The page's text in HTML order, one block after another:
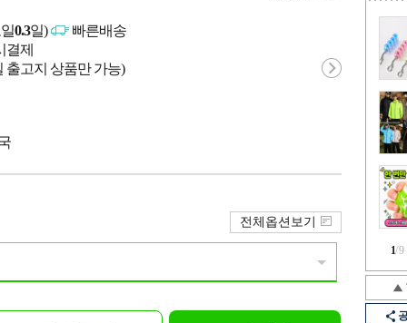
1/9
0.3일)
빠른배송
결제
출고지 상품만 가능)
전체옵션보기